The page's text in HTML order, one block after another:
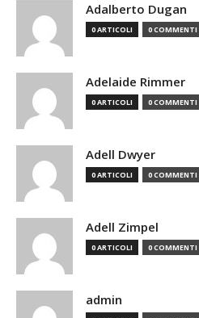
Adalberto Dugan
0 ARTICOLI 0 COMMENTI
Adelaide Rimmer
0 ARTICOLI 0 COMMENTI
Adell Dwyer
0 ARTICOLI 0 COMMENTI
Adell Zimpel
0 ARTICOLI 0 COMMENTI
admin